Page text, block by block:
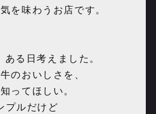
を味わうお店です。
る日考えました。
のおいしさを、
ってほしい。
プルだけど